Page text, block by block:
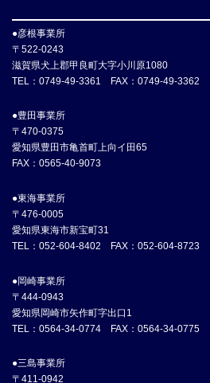
●彦根事業所
〒522-0243
滋賀県犬上郡甲良町大字小川原1080
TEL：0749-49-3361 FAX：0749-49-3362
●豊田事業所
〒470-0375
愛知県豊田市亀首町上向イ田65
FAX：0565-40-9073
●東海事業所
〒476-0005
愛知県東海市新宝町31
TEL：052-604-8402 FAX：052-604-8723
●岡崎事業所
〒444-0943
愛知県岡崎市矢作町字出口1
TEL：0564-34-0774 FAX：0564-34-0775
●三島事業所
〒411-0942